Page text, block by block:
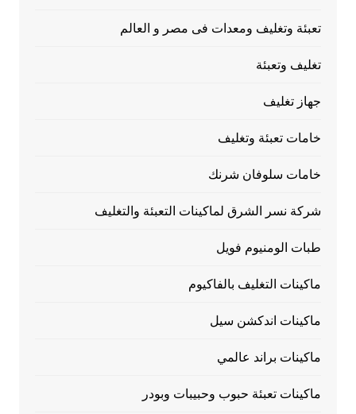
تعبئة وتغليف ومعدات فى مصر و العالم
تغليف وتعبئة
جهاز تغليف
خامات تعبئة وتغليف
خامات سلوفان شرنك
شركة نسر الشرق لماكينات التعبئة والتغليف
طبات الومنيوم فويل
ماكينات التغليف بالفاكيوم
ماكينات اندكشن سيل
ماكينات براند عالمي
ماكينات تعبئة حبوب وحبيبات وبودر